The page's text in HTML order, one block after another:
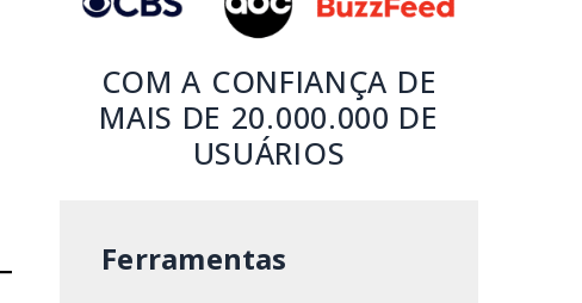
COM A CONFIANÇA DE
MAIS DE 20.000.000 DE
USUÁRIOS
Ferramentas